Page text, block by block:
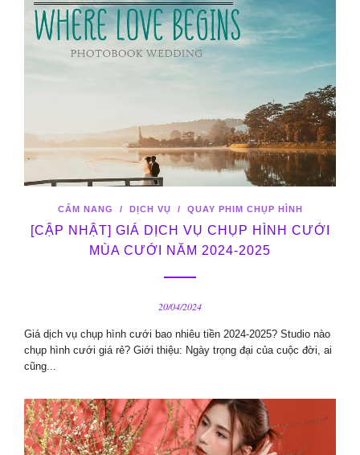
CẨM NANG / DỊCH VỤ / QUAY PHIM CHỤP HÌNH
[CẬP NHẬT] GIÁ DỊCH VỤ CHỤP HÌNH CƯỚI
MÙA CƯỚI NĂM 2024-2025
20/04/2024
Giá dịch vụ chụp hình cưới bao nhiêu tiền 2024-2025? Studio nào
chụp hình cưới giá rẻ? Giới thiệu: Ngày trọng đại của cuộc đời, ai
cũng...